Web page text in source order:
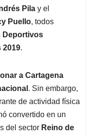
Pila y el
Puello, todos
Deportivos
2019.
a Cartagena
. Sin embargo,
de actividad física
convertido en un
del sector Reino de